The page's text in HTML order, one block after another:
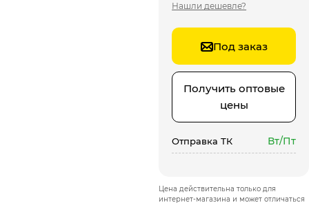
Нашли дешевле?
Под заказ
Получить оптовые
цены
Отправка ТК Вт/Пт
Цена действительна только для
интернет-магазина и может отличаться